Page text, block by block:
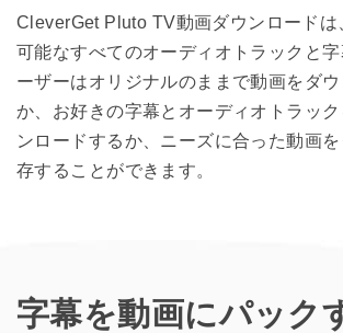
CleverGet Pluto TV動画ダウンロードは
可能なすべてのオーディオトラックと
ーザーはオリジナルのままで動画をダ
か、お好きの字幕とオーディオトラッ
ンロードするか、ニーズに合った動画
存することができます。
字幕を動画にパック